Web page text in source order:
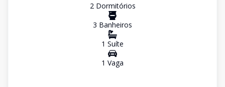
2Dormitórios
3 Banheiros
1 Suíte
1 Vaga